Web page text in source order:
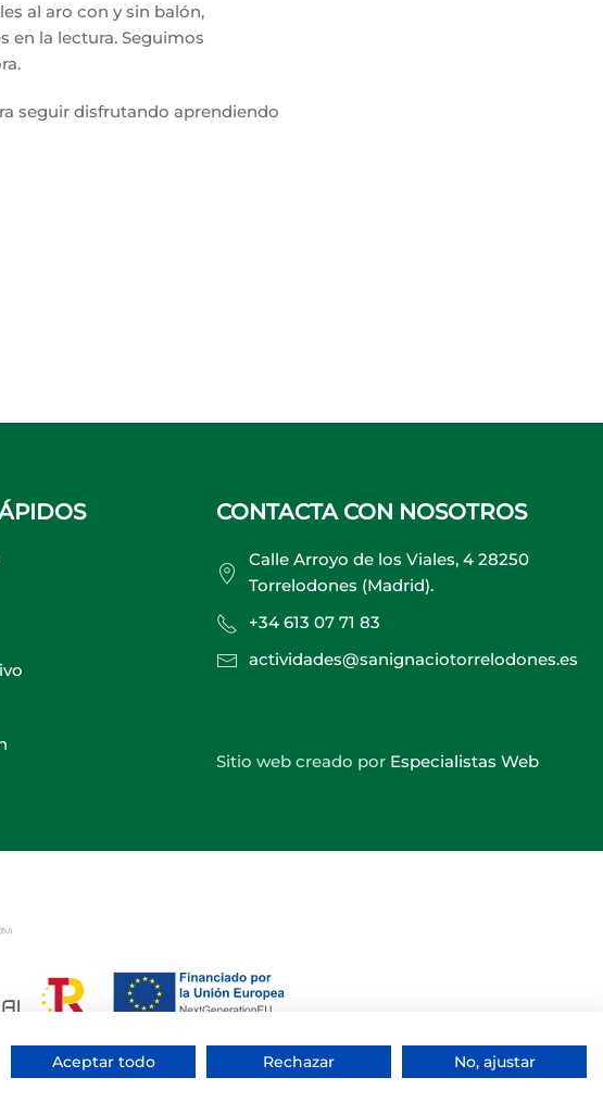
al aro con y sin balón,
en la lectura. Seguimos
seguir disfrutando aprendiendo
CONTACTA CON NOSOTROS
Calle Arroyo de los Viales, 4 28250
Torrelodones (Madrid).
+34 613 07 71 83
actividades@sanignaciotorrelodones.es
Sitio web creado por Especialistas Web
Aceptar todo Rechazar No, ajustar